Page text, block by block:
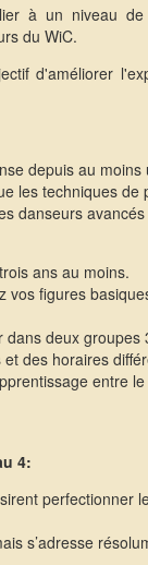
à un niveau
du WiC.
d'améliorer
depuis au
les techniques
danseurs
ans au moins.
vos figures
deux groupes
des horaires
entre
4:
perfectionner
s’adresse